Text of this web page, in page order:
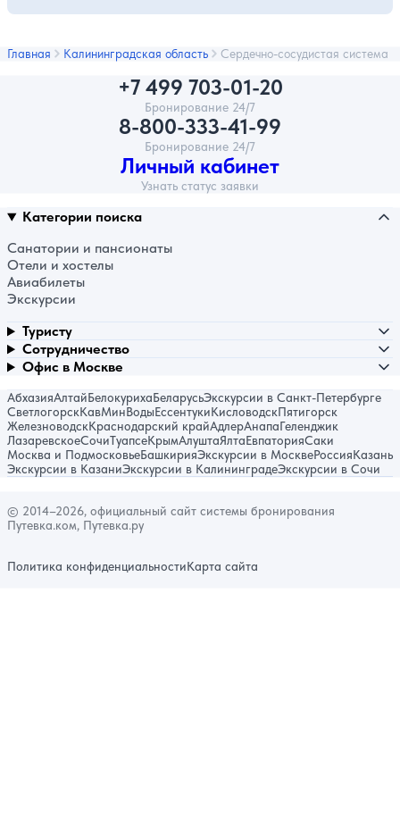
Главная Калининградская область Сердечно-сосудистая система
+7 499 703-01-20
Бронирование 24/7
8-800-333-41-99
Бронирование 24/7
Личный кабинет
Узнать статус заявки
Категории поиска
Санатории и пансионаты
Отели и хостелы
Авиабилеты
Экскурсии
Туристу
Сотрудничество
Офис в Москве
АбхазияАлтайБелокурихаБеларусьЭкскурсии в Санкт-Петербурге
СветлогорскКавМинВодыЕссентукиКисловодскПятигорск
ЖелезноводскКраснодарский крайАдлерАнапаГеленджик
ЛазаревскоеСочиТуапсеКрымАлуштаЯлтаЕвпаторияСаки
Москва и ПодмосковьеБашкирияЭкскурсии в МосквеРоссияКазань
Экскурсии в КазаниЭкскурсии в КалининградеЭкскурсии в Сочи
© 2014–2026, официальный сайт системы бронирования
Путевка.ком, Путевка.ру
Политика конфиденциальностиКарта сайта